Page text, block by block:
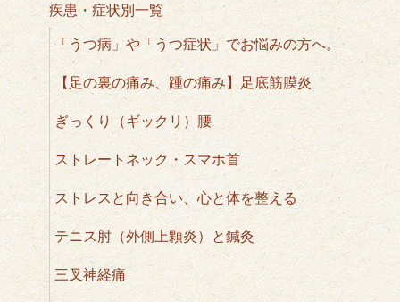
疾患・症状別一覧
「うつ病」や「うつ症状」でお悩みの方へ。
【足の裏の痛み、踵の痛み】足底筋膜炎
ぎっくり（ギックリ）腰
ストレートネック・スマホ首
ストレスと向き合い、心と体を整える
テニス肘（外側上顆炎）と鍼灸
三叉神経痛